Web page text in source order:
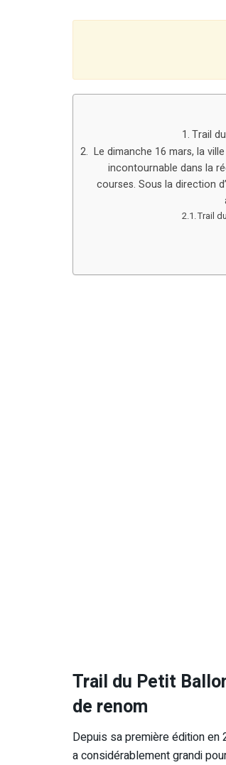
Trail
Le dimanche 16 mars, la
incontournable dans la
courses. Sous la direction
Trail
Trail du Petit
de renom
Depuis sa première édition en
a considérablement grandi